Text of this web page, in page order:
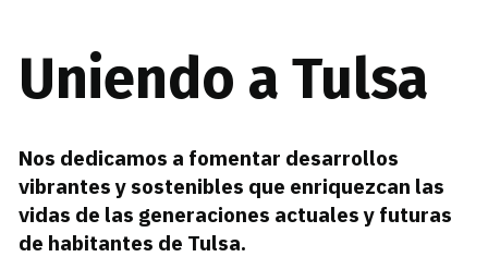
Uniendo a Tulsa
Nos dedicamos a fomentar desarrollos
vibrantes y sostenibles que enriquezcan las
vidas de las generaciones actuales y futuras
de habitantes de Tulsa.